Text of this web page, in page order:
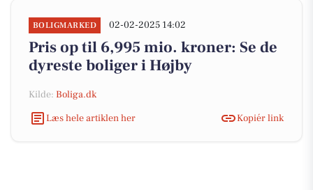
BOLIGMARKED 02-02-2025 14:02
Pris op til 6,995 mio. kroner: Se de
dyreste boliger i Højby
Kilde: Boliga.dk
Læs hele artiklen her
Kopiér link